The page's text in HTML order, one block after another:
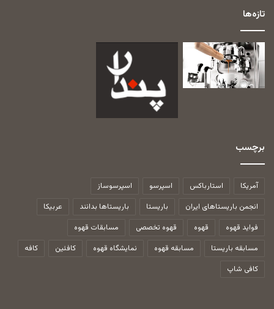
تازه‌ها
برچسب
آمریکا استارباکس اسپرسو
اسپرسوساز
انجمن باریستاهای ایران
باریستا باریستاها بدانند
عربیکا
فواید قهوه
قهوه قهوه تخصصی
مسابقات قهوه
مسابقه باریستا
مسابقه قهوه نمایشگاه قهوه کافئین
کافه
کافی شاپ